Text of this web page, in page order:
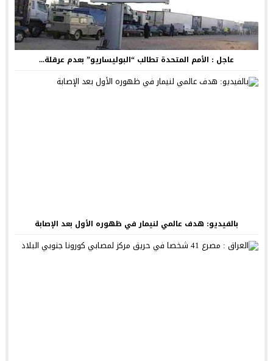
عاجل : الأمم المتحدة تطالب “البوليساريو” بعدم عرقلة...
بالفيديو: هدف عالمي لنيمار في ظهوره الأول بعد الإصابة